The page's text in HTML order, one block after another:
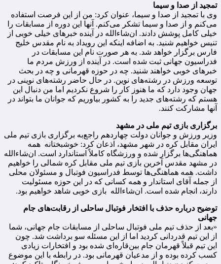
تمجید از صدا و سیما
وی با تمجید از صدا و سیما، عنوان کرد: من از این فرصت استفاده
می‌کنم و از صدا و سیما تشکر می‌کنم. آنها این دوره از مسابقات را
خیلی کامل پوشش دادند. ان‌شاءالله در آینده خبرهای خیلی خوبی از
تنیس خواهیم شنید. به اضافه اینکه این رویداد به نام مقدس خلیج
فارس برگزار خواهد شد. به هر صورت نام این مسابقات در
فدراسیون جهانی ثبت شده است. در آینده از ورزش مردم ما
خبرهای خوبی خواهند شنید. چه در حوزه قهرمانی و چه در بحث
توسعه ورزش در رشته‌های نوین. در حال حاضر رشته‌های نوینی در
جهان وجود دارد که ما هنوز کار را شروع نکردیم اما من دنبال این
هستم که رشته‌های جدید را به کشور بیاوریم که جوانان ما بتواند در
آنها مشارکت کنند.
برگزاری بازی تیم ملی در مشهد
وزیر ورزش و جوانان دولت چهاردهم راجع‌به برگزاری بازی تیم ملی
ایران مقابل کره در شهر مشهد، اذعان کرد: خوشبختانه همه
هماهنگی‌ها برگزار شده و ورزشگاه کاملاً استاندارد است. ان‌شاءالله
در مشهد مقدس آخرین بازی تیم ملی مقابل کره شمالی را خواهیم
داشت. همه هماهنگی‌ها توسط فدراسیون فوتبال و مسئولان محلی
از جمله آقای استاندار و همه کسانی که در این حوزه مسئولیت
دارند، انجام شده است. ان‌شاءالله بازی خوبی شاهد خواهیم بود.
توضیح درباره حذف با افتخار فوتبال ساحلی از رقابت‌های جام
جهانی
«بعد از حذف تیم ملی فوتبال ساحلی از مسابقات جام جهانی، شما
از این تیم قدردانی کردید اما از این مسئله سو برداشت شد. چون
این تیم قبلاً قهرمان جام بین‌قاره‌ای شده بود و افتخارات زیادی
کسب کرده بوده و از مدعیان قهرمانی بود. در رابطه با این موضوع